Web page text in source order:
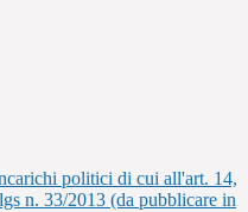
politici di cui all'art. 14,
n. 33/2013 (da pubblicare in